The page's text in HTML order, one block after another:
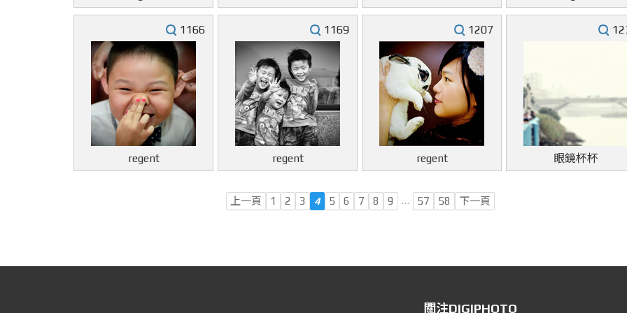
1166
regent
1169
regent
1207
regent 眼鏡杯杯
上一頁 1 2 3 4 5 6 7 8 9 … 57 58 下一頁
關注DIGIPHOTO